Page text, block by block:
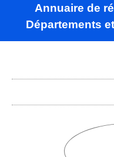
Annuaire de
Départements